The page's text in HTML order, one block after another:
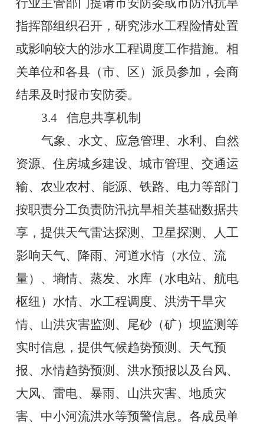
指挥部组织召开， 研究涉水工程险情处置
或影响较大的涉水工程调度工作措施。相
关单位和各县（市、区）派员参加，会商
结果及时报市安防委。
3.4
信息共享机制
气象、水文、应急管理、水利、自然
资源、住房城乡建设、城市管理、交通运
输、农业农村、能源、铁路、电力等部门
按职责分工负责防汛抗旱相关基础数据共
享，提供天气雷达探测、卫星探测、人工
影响天气、降雨、河道水情（水位、流
量）、墒情、蒸发、水库（水电站、航电
枢纽）水情、水工程调度、洪涝干旱灾
情、山洪灾害监测、尾砂（矿）坝监测等
实时信息，提供气候趋势预测、天气预
报、水情趋势预测、洪水预报以及台风、
大风、雷电、暴雨、山洪灾害、地质灾
害、中小河流洪水等预警信息。各成员单